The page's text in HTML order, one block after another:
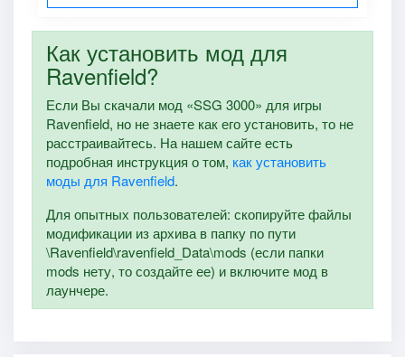
Как установить мод для
Ravenfield?
Если Вы скачали мод «SSG 3000» для игры
Ravenfield, но не знаете как его установить, то не
расстраивайтесь. На нашем сайте есть
подробная инструкция о том, как установить
моды для Ravenfield.
Для опытных пользователей: скопируйте файлы
модификации из архива в папку по пути
\Ravenfield\ravenfield_Data\mods (если папки
mods нету, то создайте ее) и включите мод в
лаунчере.